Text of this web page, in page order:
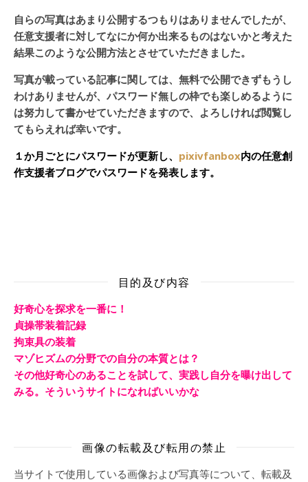
自らの写真はあまり公開するつもりはありませんでしたが、
任意支援者に対してなにか何か出来るものはないかと考えた
結果このような公開方法とさせていただきました。
写真が載っている記事に関しては、無料で公開できずもうし
わけありませんが、パスワード無しの枠でも楽しめるように
は努力して書かせていただきますので、よろしければ閲覧し
てもらえれば幸いです。
１か月ごとにパスワードが更新し、 pixivfanbox内の任意創
作支援者ブログでパスワードを発表します。
目的及び内容
好奇心を探求を一番に！
貞操帯装着記録
拘束具の装着
マゾヒズムの分野での自分の本質とは？
その他好奇心のあることを試して、実践し自分を曝け出して
みる。そういうサイトになればいいかな
画像の転載及び転用の禁止
当サイトで使用している画像および写真等について、転載及